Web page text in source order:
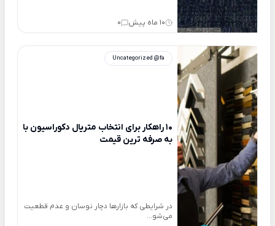
10 ماه پیش 0
Uncategorized @fa
10 راهکار برای انتخاب متریال دکوراسیون با
به صرفه ترین قیمت
در شرایطی که بازارها دچار نوسان و عدم قطعیت
می‌شو...